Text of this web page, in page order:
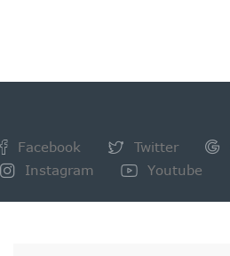
Facebook Twitter
Instagram
Youtube